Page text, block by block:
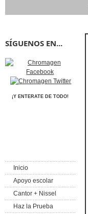
SÍGUENOS EN...
¡Y ENTERATE DE TODO!
Inicio
Apoyo escolar
Cantor + Nissel
Haz la Prueba